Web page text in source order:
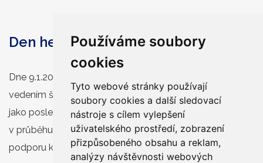
Používáme soubory
cookies
Tyto webové stránky používají
soubory cookies a další sledovací
nástroje s cílem vylepšení
uživatelského prostředí, zobrazení
přizpůsobeného obsahu a reklam,
analýzy návštěvnosti webových
Den hezkých vztahů (první stupeň)
Dne 9.1.2019 proběhl na naší škole pro 2. – 5. třídu pod
vedením školní psycholožky Den hezkých vztahů. Stejně
jako posledně žáci druhého stupně, si i menší děti
v průběhu jedné vyučovací hodiny zahrály různé hry pro
podporu kvality kolektivu.